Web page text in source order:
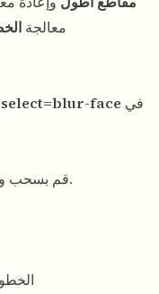
معالجة
face
قم بسحب وإسقاط الملف الخاص بك أو انقر للتصفح.
الخطوة 3: مراجعة اكتشاف